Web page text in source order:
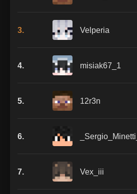
3. Velperia
4. misiak67_1
5. 12r3n
6. _Sergio_Minetti_
7. Vex_iii